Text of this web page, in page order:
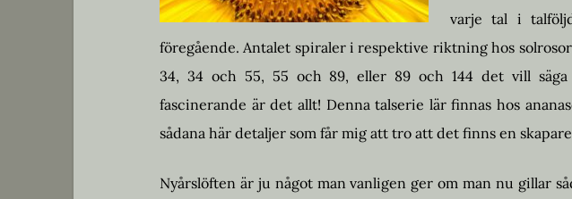
varje tal i
föregående. Antalet spiraler i respektive riktning hos
34, 34 och 55, 55 och 89, eller 89 och 144 det vill
fascinerande är det allt! Denna talserie lär finnas hos
sådana här detaljer som får mig att tro att det finns en
Nyårslöften är ju något man vanligen ger om man nu gillar